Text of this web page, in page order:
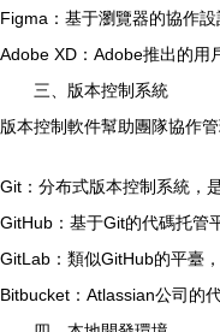
Figma：基于瀏覽器的協作設
Adobe XD：Adobe推出的用
三、版本控制系統
版本控制軟件幫助團隊協作管
Git：分布式版本控制系統，
GitHub：基于Git的代碼托管
GitLab：類似GitHub的平臺
Bitbucket：Atlassian公司的